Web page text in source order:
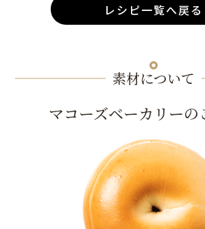
レシピ一覧へ戻る
素材について
マコーズベーカリーの